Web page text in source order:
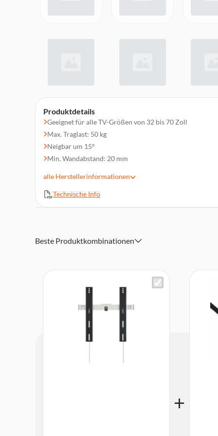
Produktdetails
Geeignet für alle TV-Größen von 32 bis 70 Zoll
Max. Traglast: 50 kg
Neigbar um 15°
Min. Wandabstand: 20 mm
Inklusive Installationsmaterial
Einfaches Nivellieren nach der Installation
alle Herstellerinformationen
Technische Info
Beste Produktkombinationen